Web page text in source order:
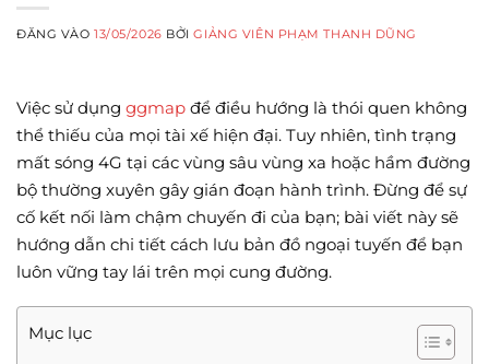
ĐĂNG VÀO13/05/2026 BỞIGIẢNG VIÊN PHẠM THANH DŨNG
Việc sử dụng ggmap để điều hướng là thói quen không
thể thiếu của mọi tài xế hiện đại. Tuy nhiên, tình trạng
mất sóng 4G tại các vùng sâu vùng xa hoặc hầm đường
bộ thường xuyên gây gián đoạn hành trình. Đừng để sự
cố kết nối làm chậm chuyến đi của bạn; bài viết này sẽ
hướng dẫn chi tiết cách lưu bản đồ ngoại tuyến để bạn
luôn vững tay lái trên mọi cung đường.
Mục lục